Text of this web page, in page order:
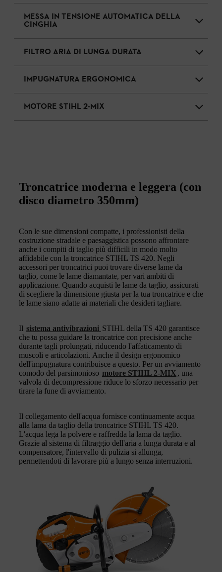
MESSA IN TENSIONE AUTOMATICA DELLA
CINGHIA
FILTRO ARIA DI LUNGA DURATA
IMPUGNATURA ERGONOMICA
MOTORE STIHL 2-MIX
Troncatrice moderna e leggera (con
disco diametro 350mm)
Con le sue dimensioni compatte, i professionisti della
costruzione stradale e paesaggistica possono affrontare
anche i compiti di taglio più difficili in modo molto
affidabile con la troncatrice STIHL TS 420. Negli
accessori per troncatrici puoi trovare diverse lame da
taglio, come le lame diamantate, per vari ambiti di
applicazione. Quando acquisti le lame da taglio, assicurati
di scegliere la dimensione giusta per la tua troncatrice e che
le lame siano adatte ai materiali che desideri tagliare.
Il sistema antivibrazioni STIHL della TS 420 garantisce
che tu possa guidare la troncatrice con precisione anche
durante tagli prolungati, riducendo l'affaticamento di
muscoli e articolazioni. Anche il design ergonomico
dell'impugnatura contribuisce a questo. Per un avviamento
comodo del parsimonioso motore STIHL 2-MIX , una
valvola di decompressione riduce lo sforzo necessario per
tirare la fune di avviamento.
Il collegamento dell'acqua fornisce continuamente acqua
alla lama da taglio della troncatrice STIHL TS 420.
L'acqua lega la polvere e raffredda la lama da taglio.
Grazie al sistema di filtraggio dell'aria a lunga durata e al
compensatore, l'intervallo di pulizia si allunga,
permettendoti di lavorare più a lungo senza interruzioni.